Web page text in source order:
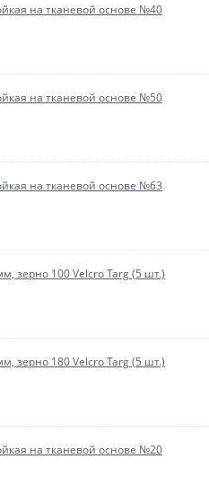
на тканевой основе №40
на тканевой основе №50
на тканевой основе №63
зерно 100 Velcro Targ (5 шт.)
зерно 180 Velcro Targ (5 шт.)
на тканевой основе №20